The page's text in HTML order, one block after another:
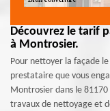
Découvrez le tarif
à Montrosier.
Pour nettoyer la façade
prestataire que vous
Montrosier dans le
travaux de nettoyage et